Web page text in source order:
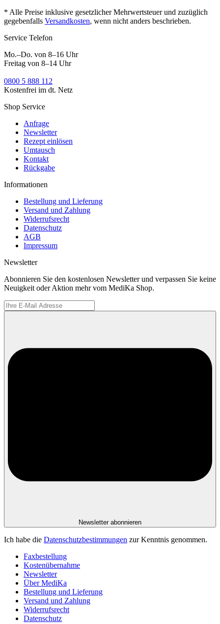
* Alle Preise inklusive gesetzlicher Mehrwertsteuer und zuzüglich
gegebenfalls Versandkosten, wenn nicht anders beschrieben.
Service Telefon
Mo.–Do. von 8–16 Uhr
Freitag von 8–14 Uhr
0800 5 888 112
Kostenfrei im dt. Netz
Shop Service
Anfrage
Newsletter
Rezept einlösen
Umtausch
Kontakt
Rückgabe
Informationen
Bestellung und Lieferung
Versand und Zahlung
Widerrufsrecht
Datenschutz
AGB
Impressum
Newsletter
Abonnieren Sie den kostenlosen Newsletter und verpassen Sie keine
Neuigkeit oder Aktion mehr vom MediKa Shop.
Newsletter abonnieren
Ich habe die Datenschutzbestimmungen zur Kenntnis genommen.
Faxbestellung
Kostenübernahme
Newsletter
Über MediKa
Bestellung und Lieferung
Versand und Zahlung
Widerrufsrecht
Datenschutz